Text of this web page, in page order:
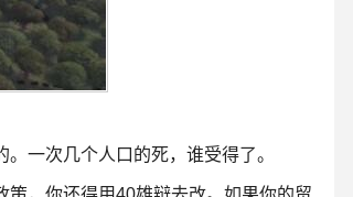
一次几个人口的死，谁受得了。